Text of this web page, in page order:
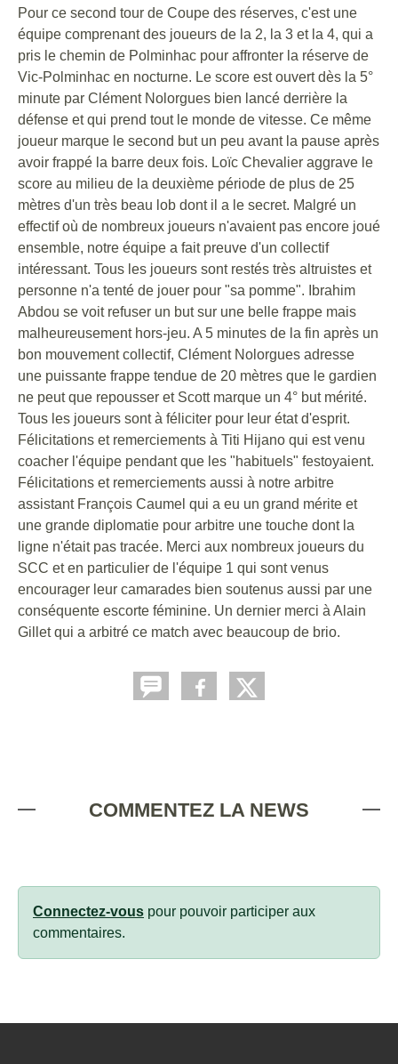
Pour ce second tour de Coupe des réserves, c'est une
équipe comprenant des joueurs de la 2, la 3 et la 4, qui a
pris le chemin de Polminhac pour affronter la réserve de
Vic-Polminhac en nocturne. Le score est ouvert dès la 5°
minute par Clément Nolorgues bien lancé derrière la
défense et qui prend tout le monde de vitesse. Ce même
joueur marque le second but un peu avant la pause après
avoir frappé la barre deux fois. Loïc Chevalier aggrave le
score au milieu de la deuxième période de plus de 25
mètres d'un très beau lob dont il a le secret. Malgré un
effectif où de nombreux joueurs n'avaient pas encore joué
ensemble, notre équipe a fait preuve d'un collectif
intéressant. Tous les joueurs sont restés très altruistes et
personne n'a tenté de jouer pour "sa pomme". Ibrahim
Abdou se voit refuser un but sur une belle frappe mais
malheureusement hors-jeu. A 5 minutes de la fin après un
bon mouvement collectif, Clément Nolorgues adresse
une puissante frappe tendue de 20 mètres que le gardien
ne peut que repousser et Scott marque un 4° but mérité.
Tous les joueurs sont à féliciter pour leur état d'esprit.
Félicitations et remerciements à Titi Hijano qui est venu
coacher l'équipe pendant que les "habituels" festoyaient.
Félicitations et remerciements aussi à notre arbitre
assistant François Caumel qui a eu un grand mérite et
une grande diplomatie pour arbitre une touche dont la
ligne n'était pas tracée. Merci aux nombreux joueurs du
SCC et en particulier de l'équipe 1 qui sont venus
encourager leur camarades bien soutenus aussi par une
conséquente escorte féminine. Un dernier merci à Alain
Gillet qui a arbitré ce match avec beaucoup de brio.
COMMENTEZ LA NEWS
Connectez-vous pour pouvoir participer aux
commentaires.